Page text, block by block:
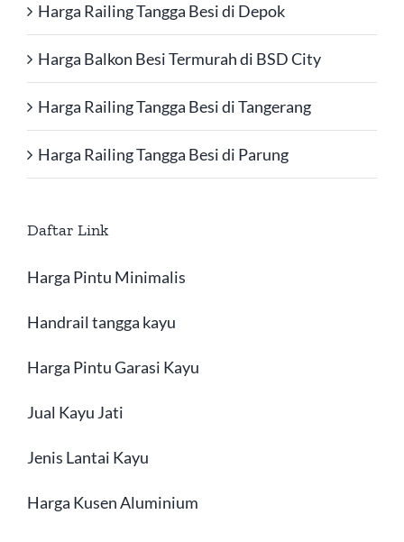
Harga Railing Tangga Besi di Depok
Harga Balkon Besi Termurah di BSD City
Harga Railing Tangga Besi di Tangerang
Harga Railing Tangga Besi di Parung
Daftar Link
Harga Pintu Minimalis
Handrail tangga kayu
Harga Pintu Garasi Kayu
Jual Kayu Jati
Jenis Lantai Kayu
Harga Kusen Aluminium